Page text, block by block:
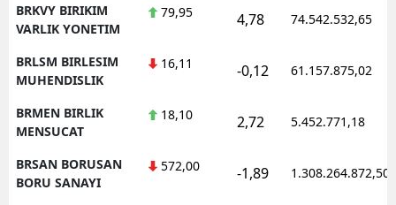
BRKVY BIRIKIM
VARLIK YONETIM
79,95 4,78 74.542.532,65
BRLSM BIRLESIM
MUHENDISLIK
16,11 -0,12 61.157.875,02
BRMEN BIRLIK
MENSUCAT
18,10 2,72 5.452.771,18
BRSAN BORUSAN
BORU SANAYI
572,00 -1,89 1.308.264.872,50